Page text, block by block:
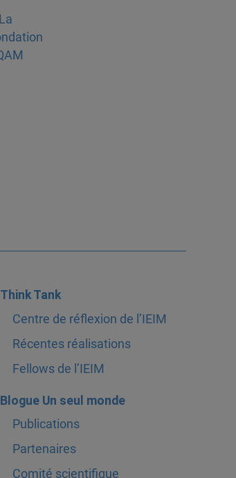
Think Tank
Centre de réflexion de l’IEIM
Récentes réalisations
Fellows de l’IEIM
Blogue Un seul monde
Publications
Partenaires
Comité scientifique